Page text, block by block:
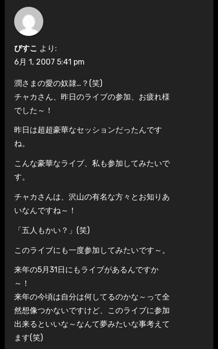
びすこ より:
6月 1, 2007 5:41 pm
潤さまの愛の奴隷…？(笑)
チャカさん、昨日のライブの参加、お疲れ様
でした～！
昨日は超超豪華なセッションだったんです
ね。
こんな豪華なライブ、私も参加してみたいで
す。
チャカさんは、沢山の有名な方々とお知りあ
いなんですね～！
「五人もかい？」(笑)
このライブにも一度参加してみたいです～。
来年の5月31日にもライブがあるんですか
～！
来年の今頃は自分は何してるのかな～って全
然想像つかないですけど、このライブに参加
出来るといいな～なんて夢みたいな事考えて
ます(笑)